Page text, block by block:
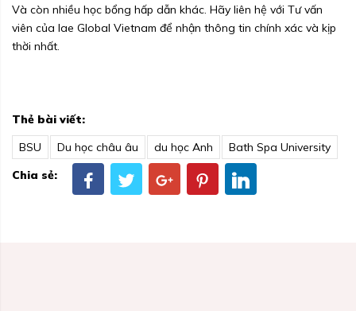
Và còn nhiều học bổng hấp dẫn khác. Hãy liên hệ với Tư vấn
viên của Iae Global Vietnam để nhận thông tin chính xác và kịp
thời nhất.
Thẻ bài viết:
BSU
Du học châu âu du học Anh
Bath Spa University
Chia sẻ: